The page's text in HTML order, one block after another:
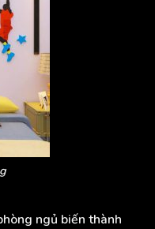
ngủ biến thành